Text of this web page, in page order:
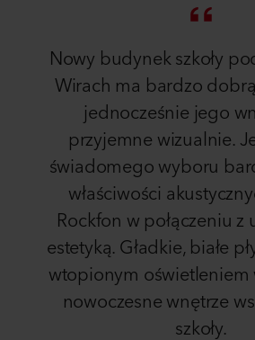
Nowy budynek szkoły
Wirach ma bardzo
jednocześnie jego
przyjemne wizualnie.
świadomego wyboru
właściwości
Rockfon w połączeniu z
estetyką. Gładkie, białe
wtopionym oświetleniem
nowoczesne wnętrze
szkoły.